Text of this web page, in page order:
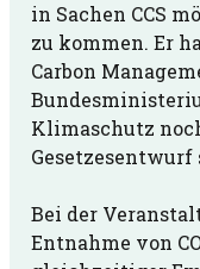
in Sachen CCS
zu kommen. Er
Carbon
Klimaschutz
Gesetzesentwurf
Bei der
Entnahme von